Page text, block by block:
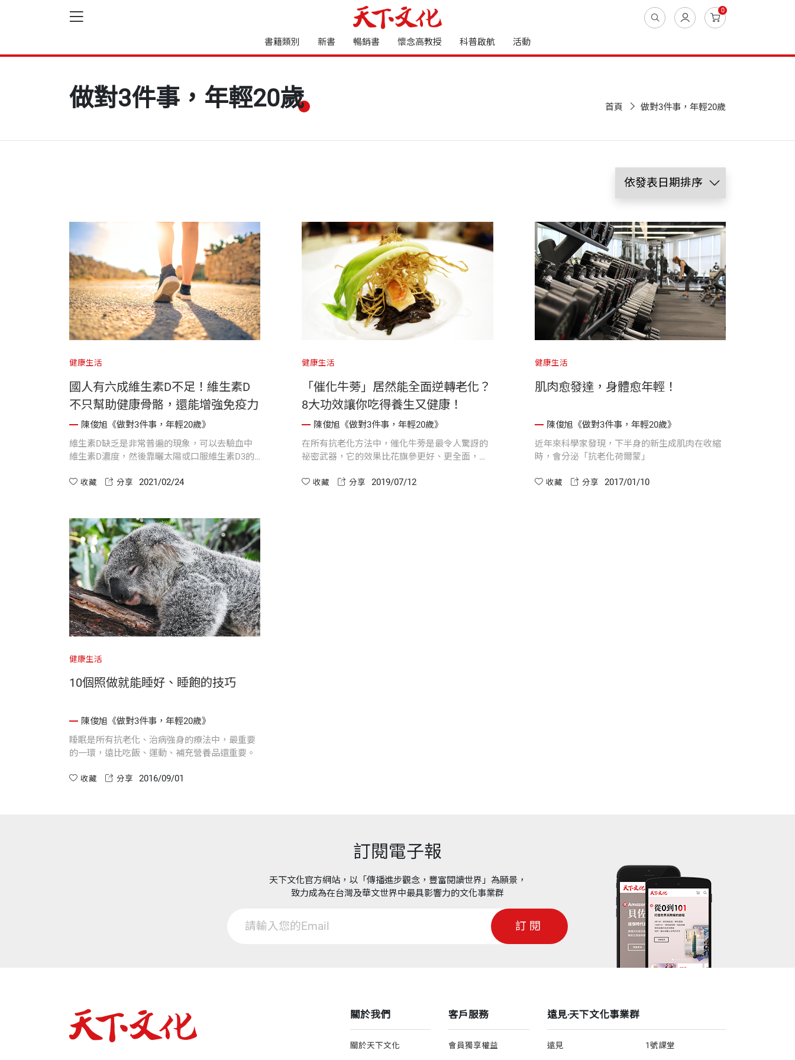
0
書籍類別 新書 暢銷書 懷念高教授 科普啟航 活動
做對3件事，年輕20歲 首頁 做對3件事，年輕20歲
健康生活
國人有六成維生素D不足！維生素D
不只幫助健康骨骼，還能增強免疫力
陳俊旭《做對3件事，年輕20歲》
維生素D缺乏是非常普遍的現象，可以去驗血中
維生素D濃度，然後靠曬太陽或口服維生素D3的
骨頭。
收藏 分享 2021/02/24
健康生活
「催化牛蒡」居然能全面逆轉老化？
8大功效讓你吃得養生又健康！
陳俊旭《做對3件事，年輕20歲》
在所有抗老化方法中，催化牛蒡是最令人驚訝的
祕密武器，它的效果比花旗參更好、更全面，食
肝腎腸胃與生殖機能都大幅提升，這是非常令人
收藏 分享 2019/07/12
健康生活
肌肉愈發達，身體愈年輕！
陳俊旭《做對3件事，年輕20歲》
近年來科學家發現，下半身的新生成肌肉在收縮
時，會分泌「抗老化荷爾蒙」
收藏 分享 2017/01/10
健康生活
10個照做就能睡好、睡飽的技巧
陳俊旭《做對3件事，年輕20歲》
睡眠是所有抗老化、治病強身的療法中，最重要
的一環，遠比吃飯、運動、補充營養品還重要。
收藏 分享 2016/09/01
訂閱電子報
天下文化官方網站，以「傳播進步觀念，豐富閱讀世界」為願景，
致力成為在台灣及華文世界中最具影響力的文化事業群
訂閱
關於我們
關於天下文化
客戶服務
會員獨享權益
遠見‧天下文化事業群
遠見
1號課堂